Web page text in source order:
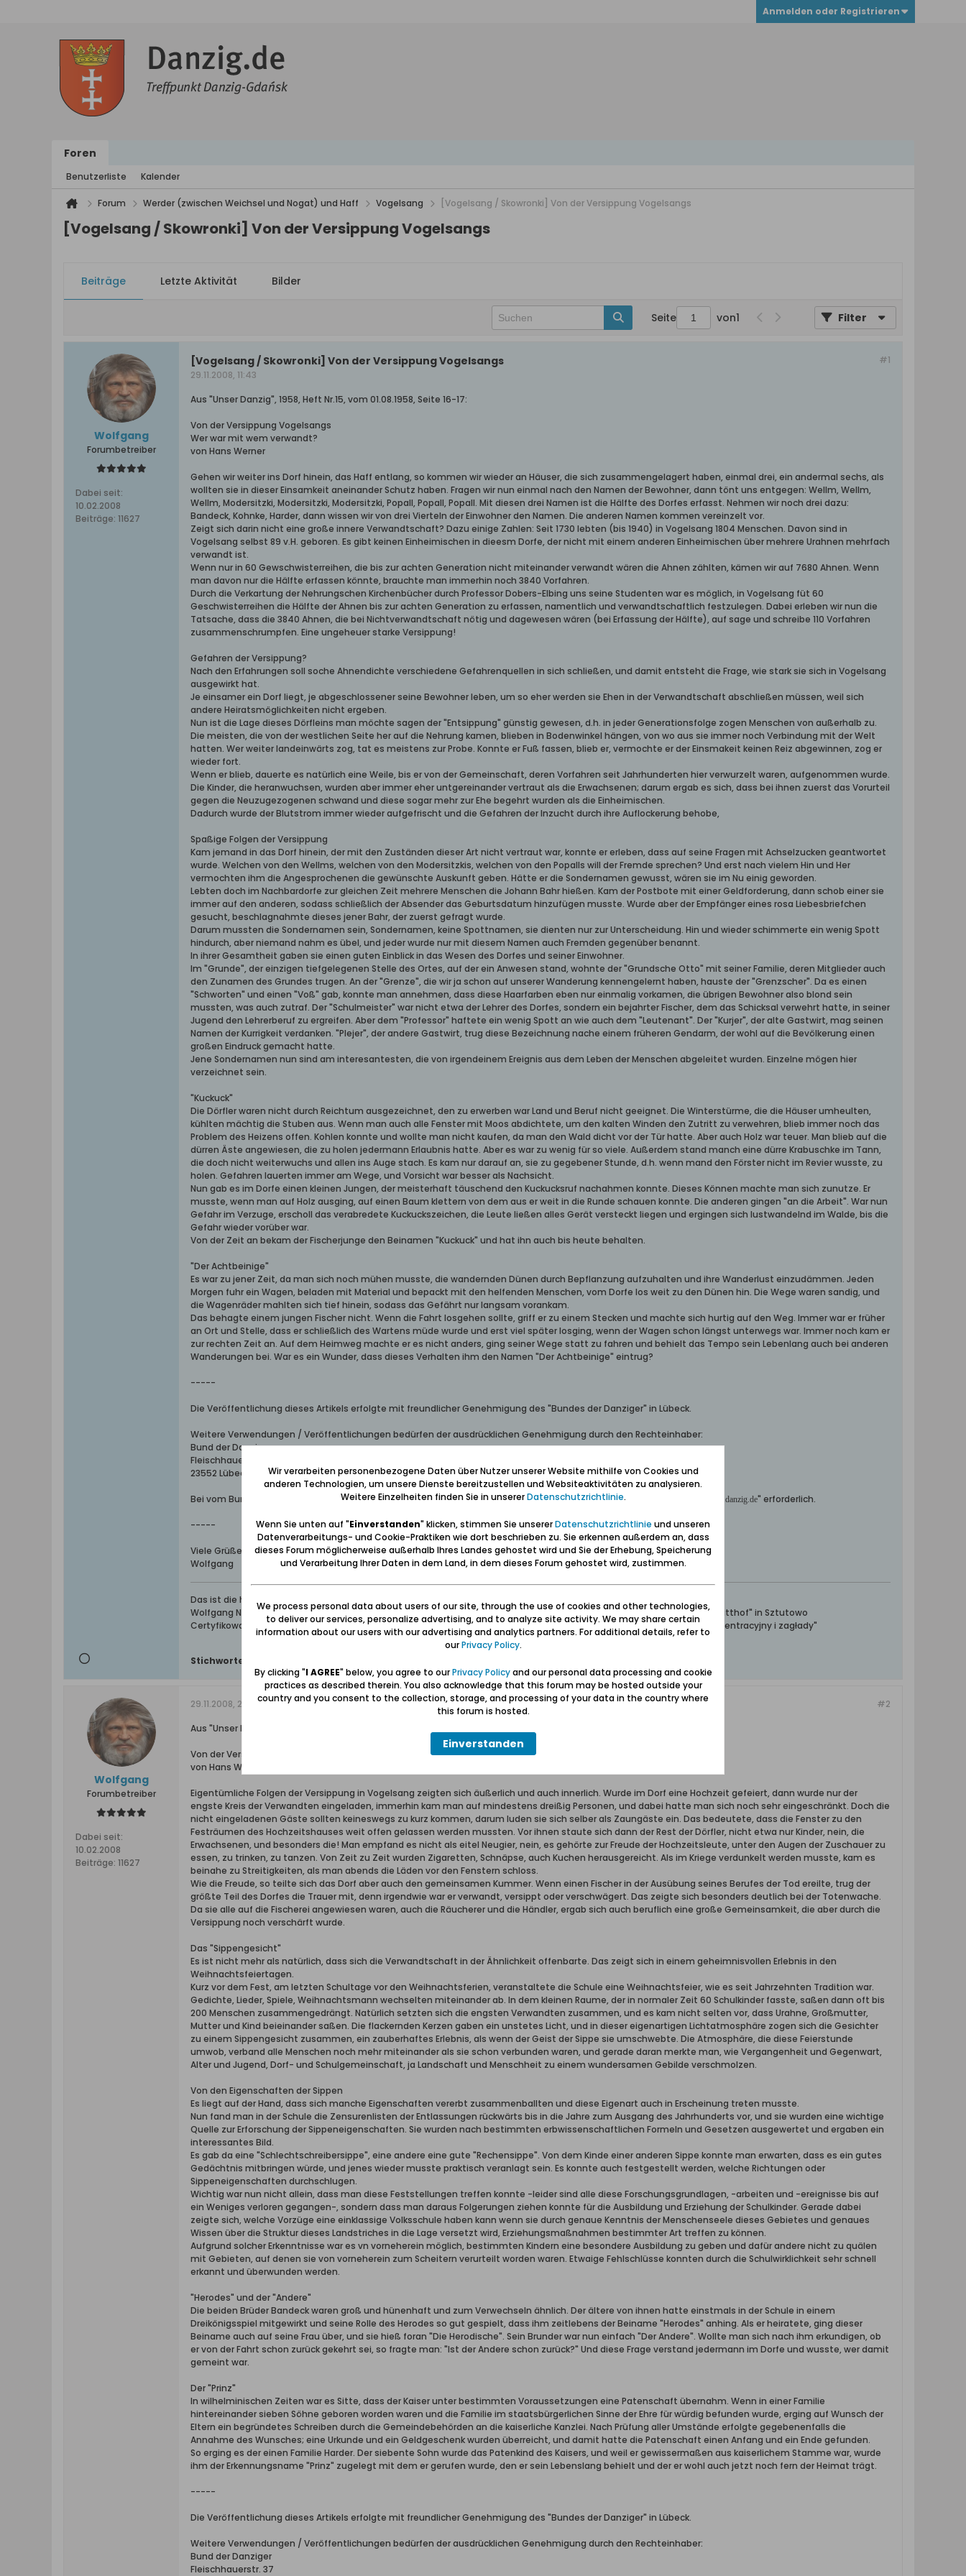
Anmelden oder Registrieren
Foren
Benutzerliste Kalender
Forum Werder (zwischen Weichsel und Nogat) und Haff Vogelsang [Vogelsang / Skowronki] Von der Versippung Vogelsangs
[Vogelsang / Skowronki] Von der Versippung Vogelsangs
Beiträge Letzte Aktivität Bilder
Seite von1 Filter
Wolfgang
Forumbetreiber
Dabei seit:
10.02.2008
Beiträge: 11627
#1
[Vogelsang / Skowronki] Von der Versippung Vogelsangs
29.11.2008, 11:43
Aus "Unser Danzig", 1958, Heft Nr.15, vom 01.08.1958, Seite 16-17:
Von der Versippung Vogelsangs
Wer war mit wem verwandt?
von Hans Werner
Gehen wir weiter ins Dorf hinein, das Haff entlang, so kommen wir wieder an Häuser, die sich zusammengelagert haben, einmal drei, ein andermal sechs, als
wollten sie in dieser Einsamkeit aneinander Schutz haben. Fragen wir nun einmal nach den Namen der Bewohner, dann tönt uns entgegen: Wellm, Wellm,
Wellm, Modersitzki, Modersitzki, Modersitzki, Popall, Popall, Popall. Mit diesen drei Namen ist die Hälfte des Dorfes erfasst. Nehmen wir noch drei dazu:
Bandeck, Kohnke, Harder, dann wissen wir von drei Vierteln der Einwohner den Namen. Die anderen Namen kommen vereinzelt vor.
Zeigt sich darin nicht eine große innere Verwandtschaft? Dazu einige Zahlen: Seit 1730 lebten (bis 1940) in Vogelsang 1804 Menschen. Davon sind in
Vogelsang selbst 89 v.H. geboren. Es gibt keinen Einheimischen in dieesm Dorfe, der nicht mit einem anderen Einheimischen über mehrere Urahnen mehrfach
verwandt ist.
Wenn nur in 60 Gewschwisterreihen, die bis zur achten Generation nicht miteinander verwandt wären die Ahnen zählten, kämen wir auf 7680 Ahnen. Wenn
man davon nur die Hälfte erfassen könnte, brauchte man immerhin noch 3840 Vorfahren.
Durch die Verkartung der Nehrungschen Kirchenbücher durch Professor Dobers-Elbing uns seine Studenten war es möglich, in Vogelsang füt 60
Geschwisterreihen die Hälfte der Ahnen bis zur achten Generation zu erfassen, namentlich und verwandtschaftlich festzulegen. Dabei erleben wir nun die
Tatsache, dass die 3840 Ahnen, die bei Nichtverwandtschaft nötig und dagewesen wären (bei Erfassung der Hälfte), auf sage und schreibe 110 Vorfahren
zusammenschrumpfen. Eine ungeheuer starke Versippung!
Gefahren der Versippung?
Nach den Erfahrungen soll soche Ahnendichte verschiedene Gefahrenquellen in sich schließen, und damit entsteht die Frage, wie stark sie sich in Vogelsang
ausgewirkt hat.
Je einsamer ein Dorf liegt, je abgeschlossener seine Bewohner leben, um so eher werden sie Ehen in der Verwandtschaft abschließen müssen, weil sich
andere Heiratsmöglichkeiten nicht ergeben.
Nun ist die Lage dieses Dörfleins man möchte sagen der "Entsippung" günstig gewesen, d.h. in jeder Generationsfolge zogen Menschen von außerhalb zu.
Die meisten, die von der westlichen Seite her auf die Nehrung kamen, blieben in Bodenwinkel hängen, von wo aus sie immer noch Verbindung mit der Welt
hatten. Wer weiter landeinwärts zog, tat es meistens zur Probe. Konnte er Fuß fassen, blieb er, vermochte er der Einsmakeit keinen Reiz abgewinnen, zog er
wieder fort.
Wenn er blieb, dauerte es natürlich eine Weile, bis er von der Gemeinschaft, deren Vorfahren seit Jahrhunderten hier verwurzelt waren, aufgenommen wurde.
Die Kinder, die heranwuchsen, wurden aber immer eher untgereinander vertraut als die Erwachsenen; darum ergab es sich, dass bei ihnen zuerst das Vorurteil
gegen die Neuzugezogenen schwand und diese sogar mehr zur Ehe begehrt wurden als die Einheimischen.
Dadurch wurde der Blutstrom immer wieder aufgefrischt und die Gefahren der Inzucht durch ihre Auflockerung behobe,
Spaßige Folgen der Versippung
Kam jemand in das Dorf hinein, der mit den Zuständen dieser Art nicht vertraut war, konnte er erleben, dass auf seine Fragen mit Achselzucken geantwortet
wurde. Welchen von den Wellms, welchen von den Modersitzkis, welchen von den Popalls will der Fremde sprechen? Und erst nach vielem Hin und Her
vermochten ihm die Angesprochenen die gewünschte Auskunft geben. Hätte er die Sondernamen gewusst, wären sie im Nu einig geworden.
Lebten doch im Nachbardorfe zur gleichen Zeit mehrere Menschen die Johann Bahr hießen. Kam der Postbote mit einer Geldforderung, dann schob einer sie
immer auf den anderen, sodass schließlich der Absender das Geburtsdatum hinzufügen musste. Wurde aber der Empfänger eines rosa Liebesbriefchen
gesucht, beschlagnahmte dieses jener Bahr, der zuerst gefragt wurde.
Darum mussten die Sondernamen sein, Sondernamen, keine Spottnamen, sie dienten nur zur Unterscheidung. Hin und wieder schimmerte ein wenig Spott
hindurch, aber niemand nahm es übel, und jeder wurde nur mit diesem Namen auch Fremden gegenüber benannt.
In ihrer Gesamtheit gaben sie einen guten Einblick in das Wesen des Dorfes und seiner Einwohner.
Im "Grunde", der einzigen tiefgelegenen Stelle des Ortes, auf der ein Anwesen stand, wohnte der "Grundsche Otto" mit seiner Familie, deren Mitglieder auch
den Zunamen des Grundes trugen. An der "Grenze", die wir ja schon auf unserer Wanderung kennengelernt haben, hauste der "Grenzscher". Da es einen
"Schworten" und einen "Voß" gab, konnte man annehmen, dass diese Haarfarben eben nur einmalig vorkamen, die übrigen Bewohner also blond sein
mussten, was auch zutraf. Der "Schulmeister" war nicht etwa der Lehrer des Dorfes, sondern ein bejahrter Fischer, dem das Schicksal verwehrt hatte, in seiner
Jugend den Lehrerberuf zu ergreifen. Aber dem "Professor" haftete ein wenig Spott an wie auch dem "Leutenant". Der "Kurjer", der alte Gastwirt, mag seinen
Namen der Kurrigkeit verdanken. "Plejer", der andere Gastwirt, trug diese Bezeichnung nache einem früheren Gendarm, der wohl auf die Bevölkerung einen
großen Eindruck gemacht hatte.
Jene Sondernamen nun sind am interesantesten, die von irgendeinem Ereignis aus dem Leben der Menschen abgeleitet wurden. Einzelne mögen hier
verzeichnet sein.
"Kuckuck"
Die Dörfler waren nicht durch Reichtum ausgezeichnet, den zu erwerben war Land und Beruf nicht geeignet. Die Winterstürme, die die Häuser umheulten,
kühlten mächtig die Stuben aus. Wenn man auch alle Fenster mit Moos abdichtete, um den kalten Winden den Zutritt zu verwehren, blieb immer noch das
Problem des Heizens offen. Kohlen konnte und wollte man nicht kaufen, da man den Wald dicht vor der Tür hatte. Aber auch Holz war teuer. Man blieb auf die
dürren Äste angewiesen, die zu holen jedermann Erlaubnis hatte. Aber es war zu wenig für so viele. Außerdem stand manch eine dürre Krabuschke im Tann,
die doch nicht weiterwuchs und allen ins Auge stach. Es kam nur darauf an, sie zu gegebener Stunde, d.h. wenn mand den Förster nicht im Revier wusste, zu
holen. Gefahren lauerten immer am Wege, und Vorsicht war besser als Nachsicht.
Nun gab es im Dorfe einen kleinen Jungen, der meisterhaft täuschend den Kuckucksruf nachahmen konnte. Dieses Können machte man sich zunutze. Er
musste, wenn man auf Holz ausging, auf einen Baum klettern von dem aus er weit in die Runde schauen konnte. Die anderen gingen "an die Arbeit". War nun
Gefahr im Verzuge, erscholl das verabredete Kuckuckszeichen, die Leute ließen alles Gerät versteckt liegen und ergingen sich lustwandelnd im Walde, bis die
Gefahr wieder vorüber war.
Von der Zeit an bekam der Fischerjunge den Beinamen "Kuckuck" und hat ihn auch bis heute behalten.
"Der Achtbeinige"
Es war zu jener Zeit, da man sich noch mühen musste, die wandernden Dünen durch Bepflanzung aufzuhalten und ihre Wanderlust einzudämmen. Jeden
Morgen fuhr ein Wagen, beladen mit Material und bepackt mit den helfenden Menschen, vom Dorfe los weit zu den Dünen hin. Die Wege waren sandig, und
die Wagenräder mahlten sich tief hinein, sodass das Gefährt nur langsam vorankam.
Das behagte einem jungen Fischer nicht. Wenn die Fahrt losgehen sollte, griff er zu einem Stecken und machte sich hurtig auf den Weg. Immer war er früher
an Ort und Stelle, dass er schließlich des Wartens müde wurde und erst viel später losging, wenn der Wagen schon längst unterwegs war. Immer noch kam er
zur rechten Zeit an. Auf dem Heimweg machte er es nicht anders, ging seiner Wege statt zu fahren und behielt das Tempo sein Lebenlang auch bei anderen
Wanderungen bei. War es ein Wunder, dass dieses Verhalten ihm den Namen "Der Achtbeinige" eintrug?
-----
Die Veröffentlichung dieses Artikels erfolgte mit freundlicher Genehmigung des "Bundes der Danziger" in Lübeck.
Weitere Verwendungen / Veröffentlichungen bedürfen der ausdrücklichen Genehmigung durch den Rechteinhaber:
Bund der Danziger
Fleischhauerstr. 37
23552 Lübeck
Bei vom Bund der Danziger genehmigten Veröffentlichungen ist zusätzlich ist die Angabe "Übernommen aus dem forum.danzig.de" erforderlich.
-----
Viele Grüße aus dem Werder
Wolfgang
Das ist die höchste aller Gaben: Geborgen sein und eine Heimat haben (Carl Lange)
Wolfgang Naujocks: Zertifizierter Führer und Volontär in der Gedenkstätte/Museum "Deutsches Konzentrationslager Stutthof" in Sztutowo
Certyfikowany przewodnik i wolontariusz po muzeum "Muzeum Stutthof w Sztutowie - Niemiecki nazistowski obóz koncentracyjny i zagłady"
Stichworte:
Wolfgang
Forumbetreiber
Dabei seit:
10.02.2008
Beiträge: 11627
#2
29.11.2008, 22:35
Aus "Unser Danzig", 1958, Heft Nr.16, vom 16.08.1958, Seite 15:
Von der Versippung Vogelsangs
von Hans Werner
Eigentümliche Folgen der Versippung in Vogelsang zeigten sich äußerlich und auch innerlich. Wurde im Dorf eine Hochzeit gefeiert, dann wurde nur der
engste Kreis der Verwandten eingeladen, immerhin kam man auf mindestens dreißig Personen, und dabei hatte man sich noch sehr eingeschränkt. Doch die
nicht eingeladenen Gäste sollten keineswegs zu kurz kommen, darum luden sie sich selber als Zaungäste ein. Das bedeutete, dass die Fenster zu den
Festräumen des Hochzeitshauses weit offen gelassen werden mussten. Vor ihnen staute sich dann der Rest der Dörfler, nicht etwa nur Kinder, nein, die
Erwachsenen, und besonders die! Man empfand es nicht als eitel Neugier, nein, es gehörte zur Freude der Hochzeitsleute, unter den Augen der Zuschauer zu
essen, zu trinken, zu tanzen. Von Zeit zu Zeit wurden Zigaretten, Schnäpse, auch Kuchen herausgereicht. Als im Kriege verdunkelt werden musste, kam es
beinahe zu Streitigkeiten, als man abends die Läden vor den Fenstern schloss.
Wie die Freude, so teilte sich das Dorf aber auch den gemeinsamen Kummer. Wenn einen Fischer in der Ausübung seines Berufes der Tod ereilte, trug der
größte Teil des Dorfes die Trauer mit, denn irgendwie war er verwandt, versippt oder verschwägert. Das zeigte sich besonders deutlich bei der Totenwache.
Da sie alle auf die Fischerei angewiesen waren, auch die Räucherer und die Händler, ergab sich auch beruflich eine große Gemeinsamkeit, die aber durch die
Versippung noch verschärft wurde.
Das "Sippengesicht"
Es ist nicht mehr als natürlich, dass sich die Verwandtschaft in der Ähnlichkeit offenbarte. Das zeigt sich in einem geheimnisvollen Erlebnis in den
Weihnachtsfeiertagen.
Kurz vor dem Fest, am letzten Schultage vor den Weihnachtsferien, veranstaltete die Schule eine Weihnachtsfeier, wie es seit Jahrzehnten Tradition war.
Gedichte, Lieder, Spiele, Weihnachtsmann wechselten miteinander ab. In dem kleinen Raume, der in normaler Zeit 60 Schulkinder fasste, saßen dann oft bis
200 Menschen zusammengedrängt. Natürlich setzten sich die engsten Verwandten zusammen, und es kam nicht selten vor, dass Urahne, Großmutter,
Mutter und Kind beieinander saßen. Die flackernden Kerzen gaben ein unstetes Licht, und in dieser eigenartigen Lichtatmosphäre zogen sich die Gesichter
zu einem Sippengesicht zusammen, ein zauberhaftes Erlebnis, als wenn der Geist der Sippe sie umschwebte. Die Atmosphäre, die diese Feierstunde
umwob, verband alle Menschen noch mehr miteinander als sie schon verbunden waren, und gerade daran merkte man, wie Vergangenheit und Gegenwart,
Alter und Jugend, Dorf- und Schulgemeinschaft, ja Landschaft und Menschheit zu einem wundersamen Gebilde verschmolzen.
Von den Eigenschaften der Sippen
Es liegt auf der Hand, dass sich manche Eigenschaften vererbt zusammenballten und diese Eigenart auch in Erscheinung treten musste.
Nun fand man in der Schule die Zensurenlisten der Entlassungen rückwärts bis in die Jahre zum Ausgang des Jahrhunderts vor, und sie wurden eine wichtige
Quelle zur Erforschung der Sippeneigenschaften. Sie wurden nach bestimmten erbwissenschaftlichen Formeln und Gesetzen ausgewertet und ergaben ein
interessantes Bild.
Es gab da eine "Schlechtschreibersippe", eine andere eine gute "Rechensippe". Von dem Kinde einer anderen Sippe konnte man erwarten, dass es ein gutes
Gedächtnis mitbringen würde, und jenes wieder musste praktisch veranlagt sein. Es konnte auch festgestellt werden, welche Richtungen oder
Sippeneigenschaften durchschlugen.
Wichtig war nun nicht allein, dass man diese Feststellungen treffen konnte -leider sind alle diese Forschungsgrundlagen, -arbeiten und -ereignisse bis auf
ein Weniges verloren gegangen-, sondern dass man daraus Folgerungen ziehen konnte für die Ausbildung und Erziehung der Schulkinder. Gerade dabei
zeigte sich, welche Vorzüge eine einklassige Volksschule haben kann wenn sie durch genaue Kenntnis der Menschenseele dieses Gebietes und genaues
Wissen über die Struktur dieses Landstriches in die Lage versetzt wird, Erziehungsmaßnahmen bestimmter Art treffen zu können.
Aufgrund solcher Erkenntnisse war es vn vorneherein möglich, bestimmten Kindern eine besondere Ausbildung zu geben und dafür andere nicht zu quälen
mit Gebieten, auf denen sie von vorneherein zum Scheitern verurteilt worden waren. Etwaige Fehlschlüsse konnten durch die Schulwirklichkeit sehr schnell
erkannt und überwunden werden.
"Herodes" und der "Andere"
Die beiden Brüder Bandeck waren groß und hünenhaft und zum Verwechseln ähnlich. Der ältere von ihnen hatte einstmals in der Schule in einem
Dreikönigsspiel mitgewirkt und seine Rolle des Herodes so gut gespielt, dass ihm zeitlebens der Beiname "Herodes" anhing. Als er heiratete, ging dieser
Beiname auch auf seine Frau über, und sie hieß foran "Die Herodische". Sein Brunder war nun einfach "Der Andere". Wollte man sich nach ihm erkundigen, ob
er von der Fahrt schon zurück gekehrt sei, so fragte man: "Ist der Andere schon zurück?" Und diese Frage verstand jedermann im Dorfe und wusste, wer damit
gemeint war.
Der "Prinz"
In wilhelminischen Zeiten war es Sitte, dass der Kaiser unter bestimmten Voraussetzungen eine Patenschaft übernahm. Wenn in einer Familie
hintereinander sieben Söhne geboren worden waren und die Familie im staatsbürgerlichen Sinne der Ehre für würdig befunden wurde, erging auf Wunsch der
Eltern ein begründetes Schreiben durch die Gemeindebehörden an die kaiserliche Kanzlei. Nach Prüfung aller Umstände erfolgte gegebenenfalls die
Annahme des Wunsches; eine Urkunde und ein Geldgeschenk wurden überreicht, und damit hatte die Patenschaft einen Anfang und ein Ende gefunden.
So erging es der einen Familie Harder. Der siebente Sohn wurde das Patenkind des Kaisers, und weil er gewissermaßen aus kaiserlichem Stamme war, wurde
ihm der Erkennungsname "Prinz" zugelegt mit dem er gerufen wurde, den er sein Lebenslang behielt und der er wohl auch jetzt noch fern der Heimat trägt.
-----
Die Veröffentlichung dieses Artikels erfolgte mit freundlicher Genehmigung des "Bundes der Danziger" in Lübeck.
Weitere Verwendungen / Veröffentlichungen bedürfen der ausdrücklichen Genehmigung durch den Rechteinhaber:
Bund der Danziger
Fleischhauerstr. 37
Wir verarbeiten personenbezogene Daten über Nutzer unserer Website mithilfe von Cookies und
anderen Technologien, um unsere Dienste bereitzustellen und Websiteaktivitäten zu analysieren.
Weitere Einzelheiten finden Sie in unsererDatenschutzrichtlinie.
Wenn Sie unten auf "Einverstanden" klicken, stimmen Sie unsererDatenschutzrichtlinie und unseren
Datenverarbeitungs- und Cookie-Praktiken wie dort beschrieben zu. Sie erkennen außerdem an, dass
dieses Forum möglicherweise außerhalb Ihres Landes gehostet wird und Sie der Erhebung, Speicherung
und Verarbeitung Ihrer Daten in dem Land, in dem dieses Forum gehostet wird, zustimmen.
We process personal data about users of our site, through the use of cookies and other technologies,
to deliver our services, personalize advertising, and to analyze site activity. We may share certain
information about our users with our advertising and analytics partners. For additional details, refer to
ourPrivacy Policy.
By clicking "I AGREE" below, you agree to ourPrivacy Policyand our personal data processing and cookie
practices as described therein. You also acknowledge that this forum may be hosted outside your
country and you consent to the collection, storage, and processing of your data in the country where
this forum is hosted.
Einverstanden